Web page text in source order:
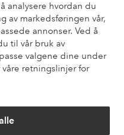
analysere hvordan du
av markedsføringen vår,
annonser. Ved å
til vår bruk av
valgene dine under
retningslinjer for
?